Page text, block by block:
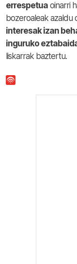
errespetua oinarri
bozeroaleak azaldu
interesak izan
inguruko
liskarrak baztertu.